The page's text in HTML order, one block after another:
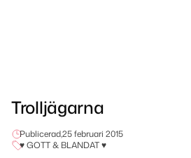
Trolljägarna
Publicerad,25 februari 2015
♥ GOTT & BLANDAT ♥